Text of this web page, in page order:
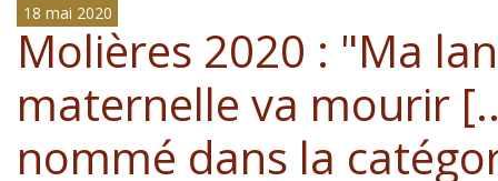
18 mai 2020
Molières 2020 : "Ma
maternelle va mourir
nommé dans la